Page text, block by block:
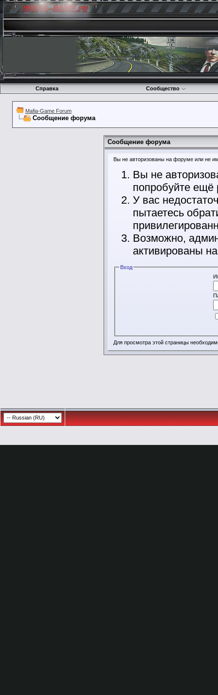
Справка Сообщество
Mafia-Game Forum
Сообщение форума
Сообщение форума
Вы не авторизованы на форуме или не
Вы не
попробуйте ещё
У вас
пытаетесь
Возможно,
активированы
Вход
Для просмотра этой страницы